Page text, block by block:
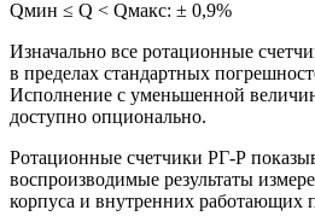
Qмин ≤ Q < Qмакс: ± 0,9%
Изначально все ротационные
в пределах стандартных
Исполнение с уменьшенной
доступно опционально.
Ротационные счетчики РГ-Р
воспроизводимые результаты
корпуса и внутренних работающих